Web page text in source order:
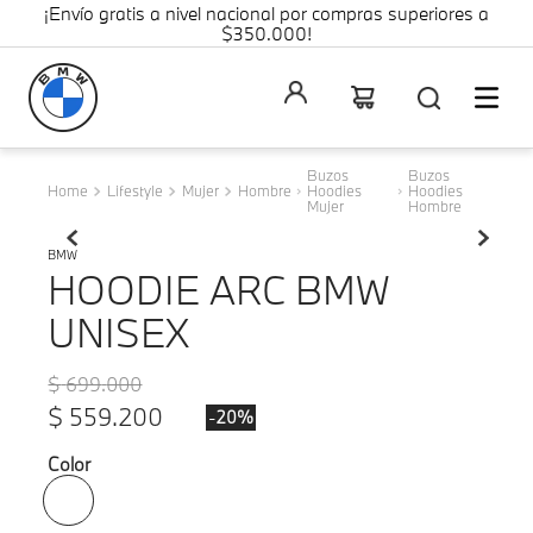
¡Envío gratis a nivel nacional por compras superiores a
$350.000!
Lifestyle Mujer Hombre
Buzos
Hoodies
Mujer
Buzos
Hoodies
Hombre
BMW
HOODIE ARC BMW
UNISEX
$699.000
$ 559.200 -20%
Color